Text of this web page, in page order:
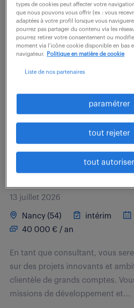
Metz (57) intérim
6
40 000 € / an
Notre client recherche un
bases de données métier. Vous
développeur
13 juillet 2026
Nancy (54) intérim
40 000 € / an
En tant que consultant, vous
sur des projets innovants et
clientèle de grands comptes.
missions de développement et...
types de cookies peut affecter votre
que nous pouvons vous offrir (ex : vous
adaptées à votre profil lorsque vous
pourrez pas partager du contenu via les
pourrez retirer votre consentement ou
moment via l’icône cookie disponible en bas
navigateur.
Politique en matière de cookie
Liste de nos partenaires
paramétrer
tout rejeter
tout autoriser